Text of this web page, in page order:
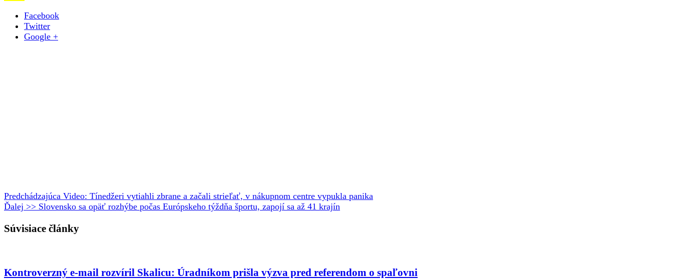
Facebook
Twitter
Google +
Predchádzajúca Video: Tínedžeri vytiahli zbrane a začali strieľať, v nákupnom centre vypukla panika
Ďalej >> Slovensko sa opäť rozhýbe počas Európskeho týždňa športu, zapojí sa až 41 krajín
Súvisiace články
Kontroverzný e-mail rozvíril Skalicu: Úradníkom prišla výzva pred referendom o spaľovni